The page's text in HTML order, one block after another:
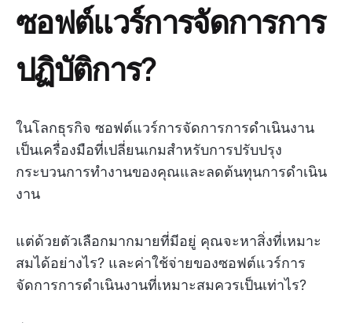
ซอฟต์แวร์การจัดการการ
ปฏิบัติการ?
ในโลกธุรกิจ ซอฟต์แวร์การจัดการการดำเนินงาน
เป็นเครื่องมือที่เปลี่ยนเกมสำหรับการปรับปรุง
กระบวนการทำงานของคุณและลดต้นทุนการดำเนิน
งาน
แต่ด้วยตัวเลือกมากมายที่มีอยู่ คุณจะหาสิ่งที่เหมาะ
สมได้อย่างไร? และค่าใช้จ่ายของซอฟต์แวร์การ
จัดการการดำเนินงานที่เหมาะสมควรเป็นเท่าไร?